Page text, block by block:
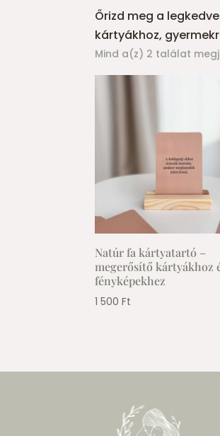
Őrizd meg a
kártyákhoz,
Mind a(z) 2 találat
Natúr fa kártyatartó –
megerősítő kártyákhoz
fényképekhez
1 500Ft